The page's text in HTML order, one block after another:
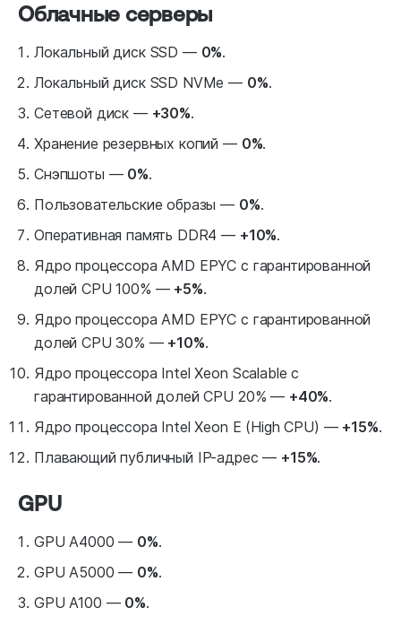
Облачные серверы
Локальный диск SSD — 0%.
Локальный диск SSD NVMe — 0%.
Сетевой диск — +30%.
Хранение резервных копий — 0%.
Снэпшоты — 0%.
Пользовательские образы — 0%.
Оперативная память DDR4 — +10%.
Ядро процессора AMD EPYC с гарантированной
долей CPU 100% — +5%.
Ядро процессора AMD EPYC с гарантированной
долей CPU 30% — +10%.
Ядро процессора Intel Xeon Scalable с
гарантированной долей CPU 20% — +40%.
Ядро процессора Intel Xeon E (High CPU) — +15%.
Плавающий публичный IP-адрес — +15%.
GPU
GPU A4000 — 0%.
GPU A5000 — 0%.
GPU A100 — 0%.